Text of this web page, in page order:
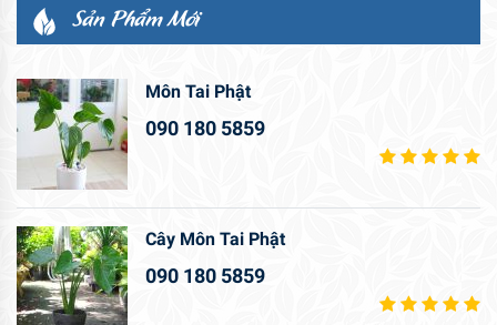
Sản Phẩm Mới
Môn Tai Phật
090 180 5859
Cây Môn Tai Phật
090 180 5859